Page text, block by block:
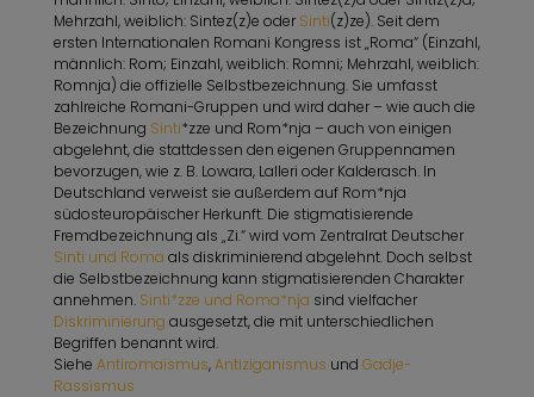
Mehrzahl, weiblich: Sintez(z)e oder Sinti(z)ze). Seit dem
ersten Internationalen Romani Kongress ist „Roma“ (Einzahl,
männlich: Rom; Einzahl, weiblich: Romni; Mehrzahl, weiblich:
Romnja) die offizielle Selbstbezeichnung. Sie umfasst
zahlreiche Romani-Gruppen und wird daher – wie auch die
Bezeichnung Sinti*zze und Rom*nja – auch von einigen
abgelehnt, die stattdessen den eigenen Gruppennamen
bevorzugen, wie z. B. Lowara, Lalleri oder Kalderasch. In
Deutschland verweist sie außerdem auf Rom*nja
südosteuropäischer Herkunft. Die stigmatisierende
Fremdbezeichnung als „Zi.“ wird vom Zentralrat Deutscher
Sinti und Roma als diskriminierend abgelehnt. Doch selbst
die Selbstbezeichnung kann stigmatisierenden Charakter
annehmen. Sinti*zze und Roma*nja sind vielfacher
Diskriminierung ausgesetzt, die mit unterschiedlichen
Begriffen benannt wird.
Siehe Antiromaismus,Antiziganismus und Gadje-
Rassismus